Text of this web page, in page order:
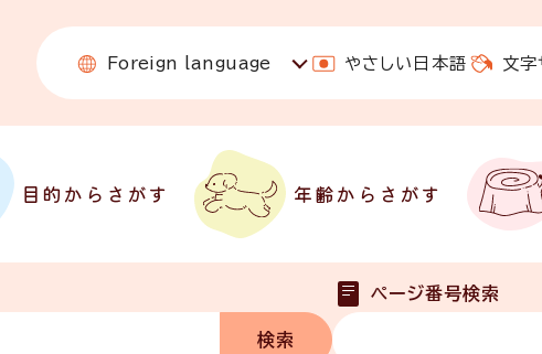
Foreign language やさしい日本語 文字
目的からさがす 年齢からさがす
ページ番号検索